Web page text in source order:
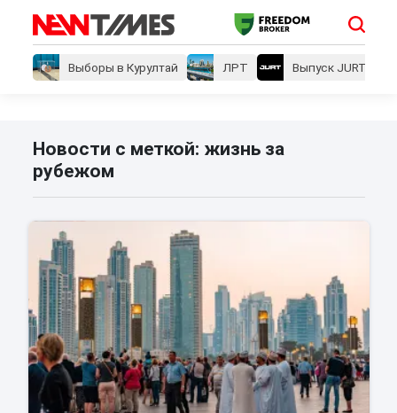
Выборы в Курултай ЛРТ Выпуск JURT
Новости с меткой: жизнь за
рубежом